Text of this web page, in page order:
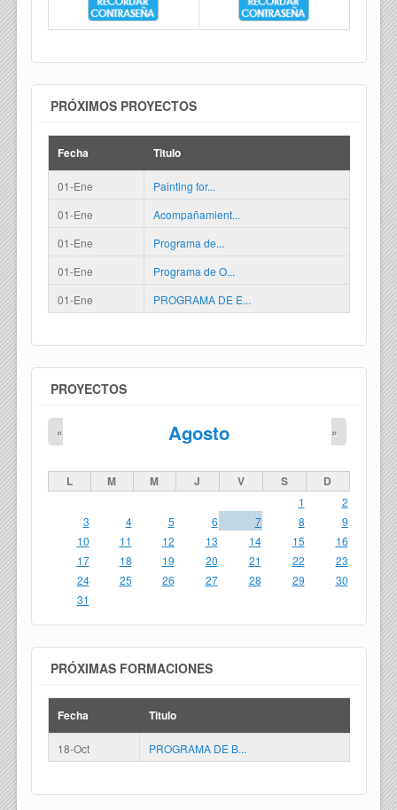
PRÓXIMOS PROYECTOS
Fecha Titulo
01-Ene
Painting for...
01-Ene
Acompañamient...
01-Ene
Programa de...
01-Ene
Programa de O...
01-Ene
PROGRAMA DE E...
PROYECTOS
Agosto
« »
L M M J V S D
1
2
3
4 5 6 7 8
9
10
11 12 13 14 15
16
17
18 19 20 21 22
23
24
25 26 27 28 29
30
31
PRÓXIMAS FORMACIONES
Fecha Titulo
18-Oct PROGRAMA DE B...